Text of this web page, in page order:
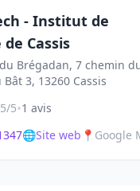
- Institut de
Cassis
Brégadan, 7 chemin
3, 13260 Cassis
5/5•1 avis
🌐Site web 📍 Google